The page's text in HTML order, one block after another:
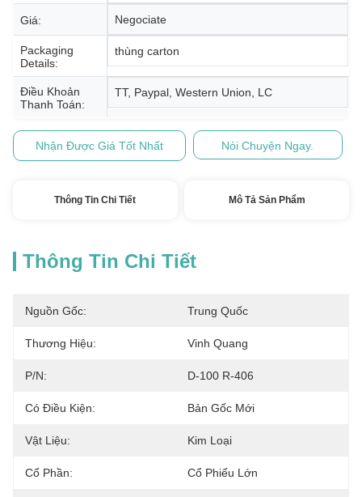
Giá: Negociate
Packaging
Details:
thùng carton
Điều Khoản
Thanh Toán:
TT, Paypal, Western Union, LC
Nhận Được Giá Tốt Nhất Nói Chuyện Ngay.
Thông Tin Chi Tiết Mô Tả Sản Phẩm
Thông Tin Chi Tiết
Nguồn Gốc: Trung Quốc
Thương Hiệu: Vinh Quang
P/N: D-100 R-406
Có Điều Kiện: Bản Gốc Mới
Vật Liệu: Kim Loại
Cổ Phần: Cổ Phiếu Lớn